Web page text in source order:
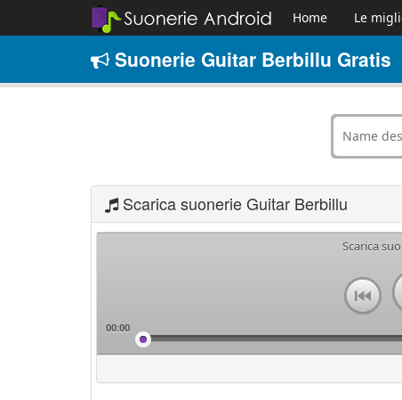
Home Le
Suonerie Guitar Berbillu Gratis
Scarica suonerie Guitar Berbillu
Scarica
00:00